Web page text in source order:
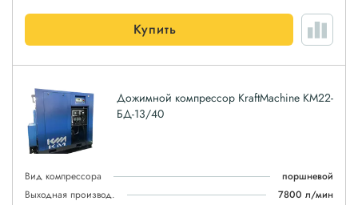
Купить
Дожимной компрессор KraftMachine КМ22-
БД-13/40
Вид компрессора
поршневой
Выходная производ.
7800 л/мин